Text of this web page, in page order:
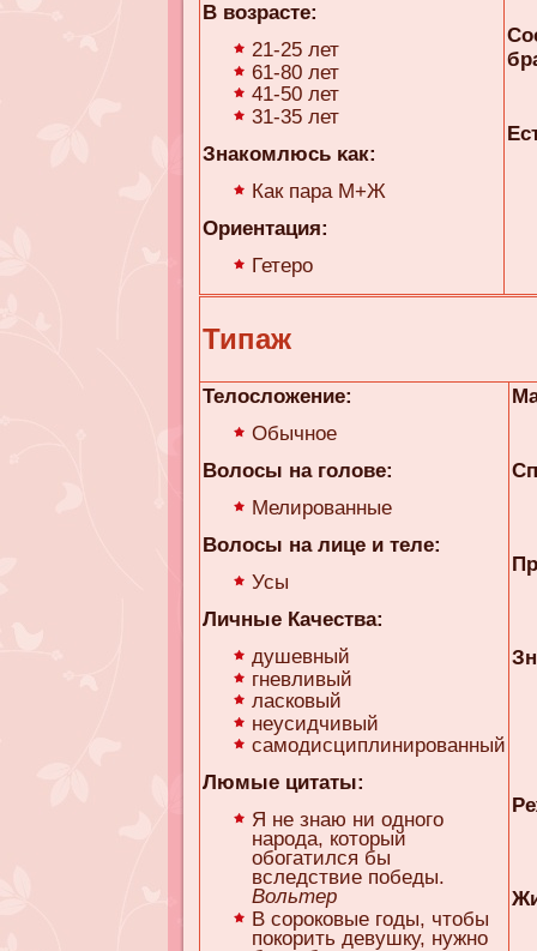
В возрасте:
21-25 лет
61-80 лет
41-50 лет
31-35 лет
Знакомлюсь κaк:
Как пара М+Ж
Ориентация:
Гетеро
Типаж
Телосложение:
Обычное
Волосы на голове:
Мелированные
Волосы на лице и теле:
Усы
Личные Качества:
душевный
гневливый
ласковый
неусидчивый
самодисциплинированный
Люмые цитаты:
Я не знаю ни одного
народа, который
обогатился бы
вследствие победы.
Вольтер
В сороковые годы, чтобы
покорить девушку, нужно